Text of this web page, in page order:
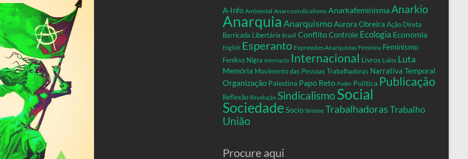
A-Info Ambiental Anarcosindicalismo Anarkafeminisma Anarkio
Anarquia AnarquismoAurora Obreira Ação Direta
Barricada Libertária Brasil ConflitoControle Ecologia Economia
English Esperanto Expressões Anarquistas Feminina Feminismo
Fenikso Nigra Internacio Internacional Livros Lukto Luta
Memória Movimento das Pessoas Trabalhadoras Narrativa Temporal
Organização Palestina Papo Reto Poder Política Publicação
Reflexão Revolução Sindicalismo Social
Sociedade Socio Síntese TrabalhadorasTrabalho
União
Procure aqui